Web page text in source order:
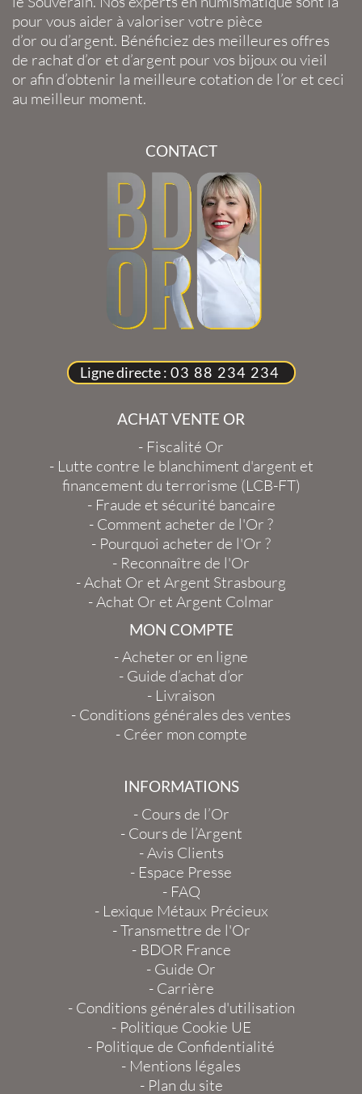
pour vous aider à valoriser votre pièce
d’or ou d’argent. Bénéficiez des meilleures offres
de rachat d’or et d’argent pour vos bijoux ou vieil
or afin d’obtenir la meilleure cotation de l’or et ceci
au meilleur moment.
CONTACT
Ligne directe : 03 88 234 234
ACHAT VENTE OR
- Fiscalité Or
- Lutte contre le blanchiment d'argent et
financement du terrorisme (LCB-FT)
- Fraude et sécurité bancaire
- Comment acheter de l'Or ?
- Pourquoi acheter de l'Or ?
- Reconnaître de l'Or
-Achat Or et Argent Strasbourg
-Achat Or et Argent Colmar
MON COMPTE
-Acheter or en ligne
- Guide d’achat d’or
- Livraison
- Conditions générales des ventes
- Créer mon compte
INFORMATIONS
- Cours de l’Or
- Cours de l’Argent
-Avis Clients
- Espace Presse
- FAQ
- Lexique Métaux Précieux
-Transmettre de l'Or
- BDOR France
- Guide Or
- Carrière
- Conditions générales d'utilisation
- Politique Cookie UE
- Politique de Confidentialité
- Mentions légales
- Plan du site